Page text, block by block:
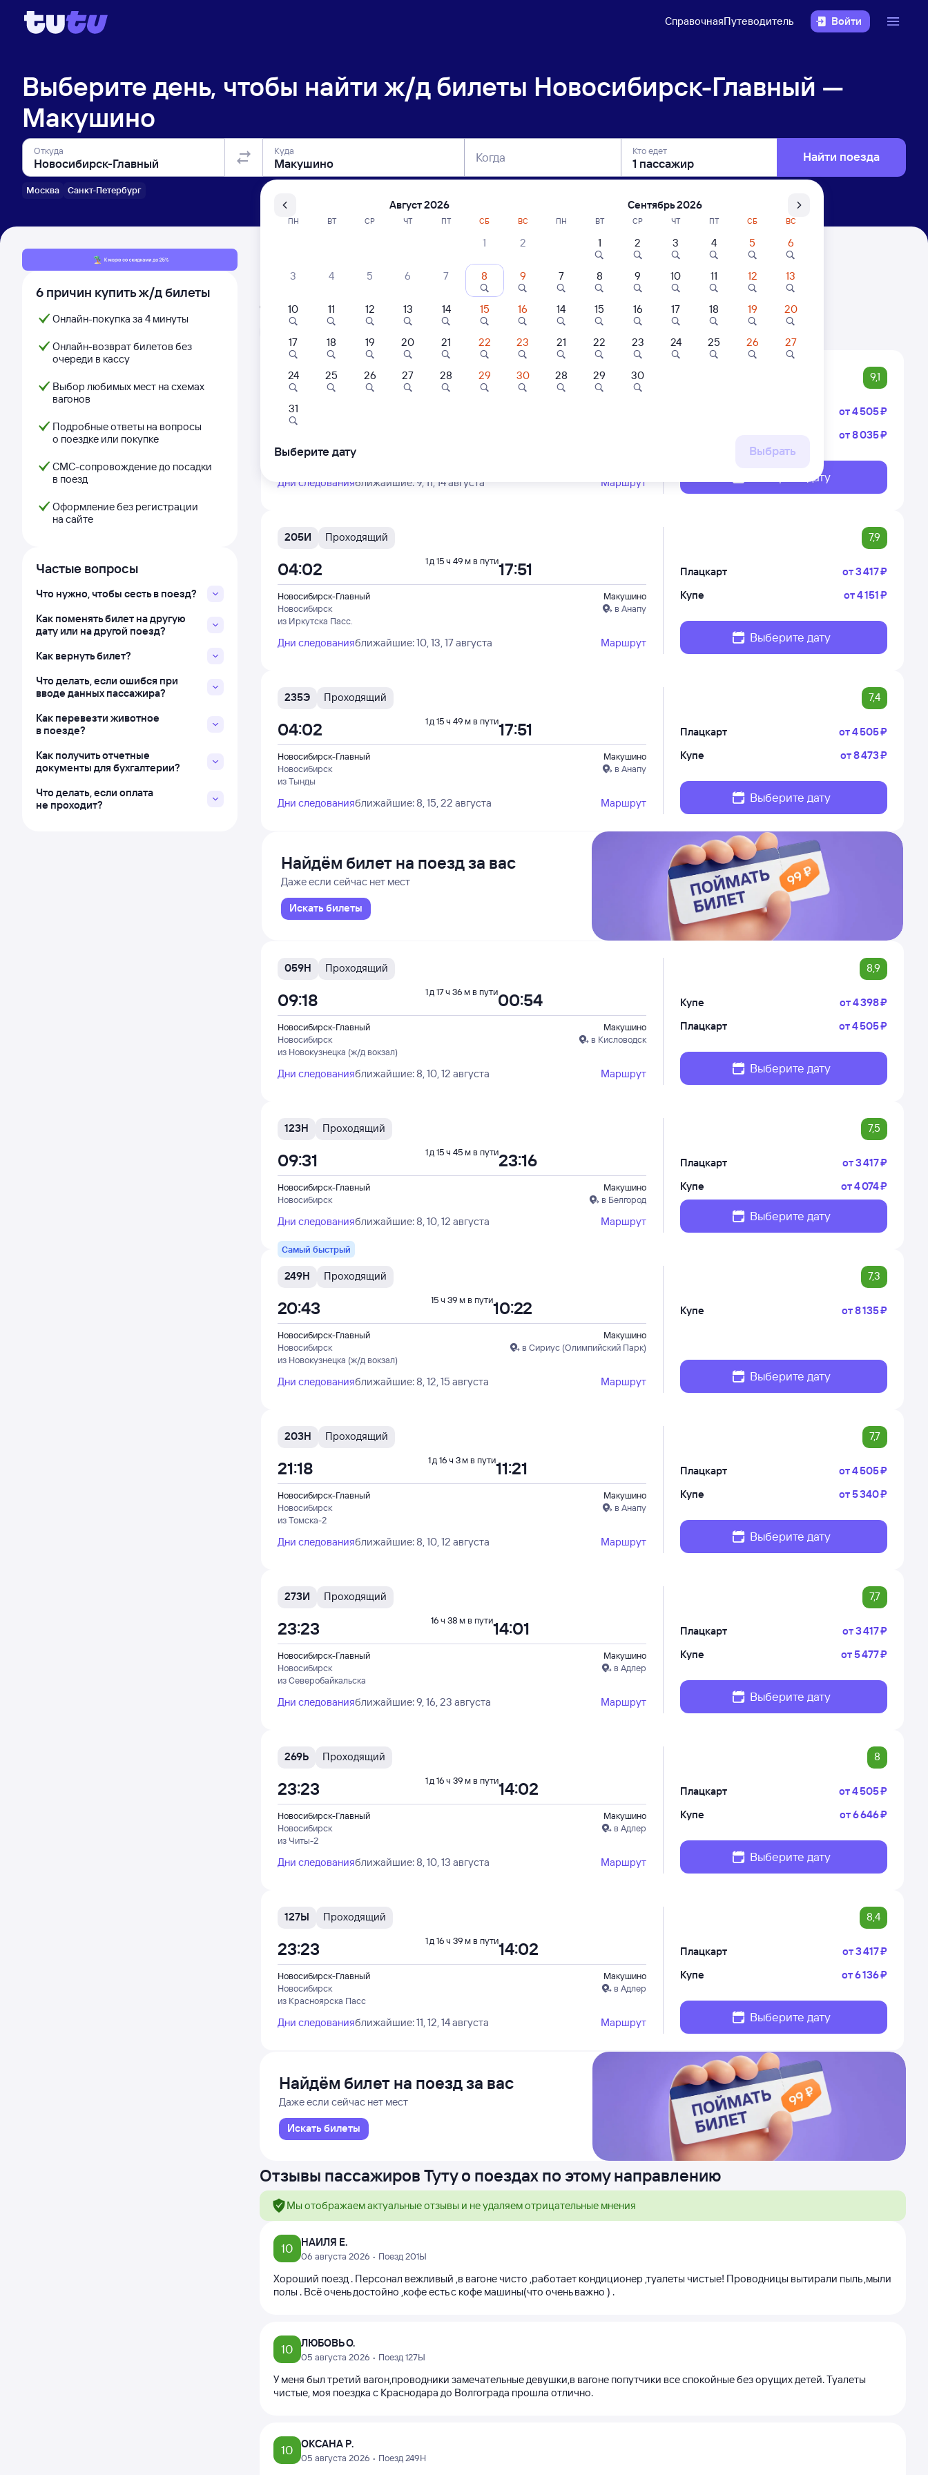
СправочнаяПутеводитель Войти
Выберите день, чтобы найти ж/д билеты Новосибирск-Главный —
Макушино
Откуда
Москва Санкт-Петербург
Куда Когда Кто едет Найти поезда
6 причин купить ж/д билеты
Онлайн-покупка за 4 минуты
Онлайн-возврат билетов без
очереди в кассу
Выбор любимых мест на схемах
вагонов
Подробные ответы на вопросы
о поездке или покупке
СМС-сопровождение до посадки
в поезд
Оформление без регистрации
на сайте
Частые вопросы
Что нужно, чтобы сесть в поезд?
Как поменять билет на другую
дату или на другой поезд?
Как вернуть билет?
Что делать, если ошибся при
вводе данных пассажира?
Как перевезти животное
в поезде?
Как получить отчетные
документы для бухгалтерии?
Что делать, если оплата
не проходит?
Расписание поездов Новосибирск-Главный — Макушино
Расписание поездов Макушино — Новосибирск-Главный
Открыта продажа билетов на 5 ноября. Отправление и прибытие по местному времени. Цены за 1 пассажира
Тип вагона
Любой
201Ы Проходящий 9,1
Новосибирск
из Красноярска Пасс
04:02
Дни следованияближайшие: 9, 11, 14 августа Маршрут
от4 ⁠505 ⁠₽
от8 ⁠035 ⁠₽
Выберите дату
205И Проходящий 7,9
Новосибирск-Главный
Новосибирск
из Иркутска Пасс.
Макушино
в Анапу
04:02 17:51
1 д 15 ч 49 м в пути
Дни следованияближайшие: 10, 13, 17 августа Маршрут
Плацкарт от3 ⁠417 ⁠₽
Купе
от4 ⁠151 ⁠₽
Выберите дату
235Э Проходящий 7,4
Новосибирск-Главный
Новосибирск
из Тынды
Макушино
в Анапу
04:02 17:51
1 д 15 ч 49 м в пути
Дни следованияближайшие: 8, 15, 22 августа Маршрут
Плацкарт от4 ⁠505 ⁠₽
Купе
от8 ⁠473 ⁠₽
Выберите дату
Найдём билет на поезд за вас
Даже если сейчас нет мест
Искать билеты
059Н Проходящий 8,9
Новосибирск-Главный
Новосибирск
из Новокузнецка (ж/д вокзал)
Макушино
в Кисловодск
09:18 00:54
1 д 17 ч 36 м в пути
Дни следованияближайшие: 8, 10, 12 августа Маршрут
Купе от4 ⁠398 ⁠₽
Плацкарт
от4 ⁠505 ⁠₽
Выберите дату
123Н Проходящий 7,5
Новосибирск-Главный
Новосибирск
Макушино
в Белгород
09:31 23:16
1 д 15 ч 45 м в пути
Дни следованияближайшие: 8, 10, 12 августа Маршрут
Плацкарт от3 ⁠417 ⁠₽
Купе
от4 ⁠074 ⁠₽
Выберите дату
Самый быстрый
249Н Проходящий 7,3
Новосибирск-Главный
Новосибирск
из Новокузнецка (ж/д вокзал)
Макушино
в Сириус (Олимпийский Парк)
20:43 10:22
15 ч 39 м в пути
Дни следованияближайшие: 8, 12, 15 августа Маршрут
Купе от8 ⁠135 ⁠₽
Выберите дату
203Н Проходящий 7,7
Новосибирск-Главный
Новосибирск
из Томска-2
Макушино
в Анапу
21:18 11:21
1 д 16 ч 3 м в пути
Дни следованияближайшие: 8, 10, 12 августа Маршрут
Плацкарт от4 ⁠505 ⁠₽
Купе
от5 ⁠340 ⁠₽
Выберите дату
273И Проходящий 7,7
Новосибирск-Главный
Новосибирск
из Северобайкальска
Макушино
в Адлер
23:23 14:01
16 ч 38 м в пути
Дни следованияближайшие: 9, 16, 23 августа Маршрут
Плацкарт от3 ⁠417 ⁠₽
Купе
от5 ⁠477 ⁠₽
Выберите дату
269Ь Проходящий 8
Новосибирск-Главный
Новосибирск
из Читы-2
Макушино
в Адлер
23:23 14:02
1 д 16 ч 39 м в пути
Дни следованияближайшие: 8, 10, 13 августа Маршрут
Плацкарт от4 ⁠505 ⁠₽
Купе
от6 ⁠646 ⁠₽
Выберите дату
127Ы Проходящий 8,4
Новосибирск-Главный
Новосибирск
из Красноярска Пасс
Макушино
в Адлер
23:23 14:02
1 д 16 ч 39 м в пути
Дни следованияближайшие: 11, 12, 14 августа Маршрут
Плацкарт от3 ⁠417 ⁠₽
Купе
от6 ⁠136 ⁠₽
Выберите дату
Найдём билет на поезд за вас
Даже если сейчас нет мест
Искать билеты
Отзывы пассажиров Туту о поездах по этому направлению
Мы отображаем актуальные отзывы и не удаляем отрицательные мнения
10 НАИЛЯ Е.
06 августа 2026 • Поезд 201Ы
Хороший поезд . Персонал вежливый ,в вагоне чисто ,работает кондиционер ,туалеты чистые! Проводницы вытирали пыль ,мыли
полы . Всё очень достойно ,кофе есть с кофе машины(что очень важно ) .
10 ЛЮБОВЬ О.
05 августа 2026 • Поезд 127Ы
У меня был третий вагон,проводники замечательные девушки,в вагоне попутчики все спокойные без орущих детей. Туалеты
чистые, моя поездка с Краснодара до Волгограда прошла отлично.
10 ОКСАНА Р.
05 августа 2026 • Поезд 249Н
Август 2026
ПН ВТ СР ЧТ ПТ СБ ВС
1 2
3 4 5 6 7 8 9
10 11 12 13 14 15 16
17 18 19 20 21 22 23
24 25 26 27 28 29 30
31
Сентябрь 2026
ПН ВТ СР ЧТ ПТ СБ ВС
1 2 3 4 5 6
7 8 9 10 11 12 13
14 15 16 17 18 19 20
21 22 23 24 25 26 27
28 29 30
Выберите дату Выбрать